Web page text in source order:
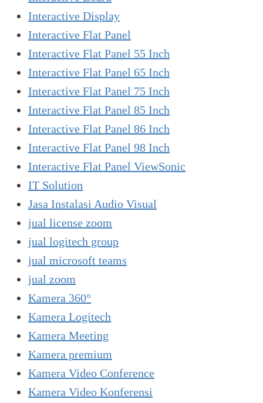
Interactive Display
Interactive Flat Panel
Interactive Flat Panel 55 Inch
Interactive Flat Panel 65 Inch
Interactive Flat Panel 75 Inch
Interactive Flat Panel 85 Inch
Interactive Flat Panel 86 Inch
Interactive Flat Panel 98 Inch
Interactive Flat Panel ViewSonic
IT Solution
Jasa Instalasi Audio Visual
jual license zoom
jual logitech group
jual microsoft teams
jual zoom
Kamera 360°
Kamera Logitech
Kamera Meeting
Kamera premium
Kamera Video Conference
Kamera Video Konferensi